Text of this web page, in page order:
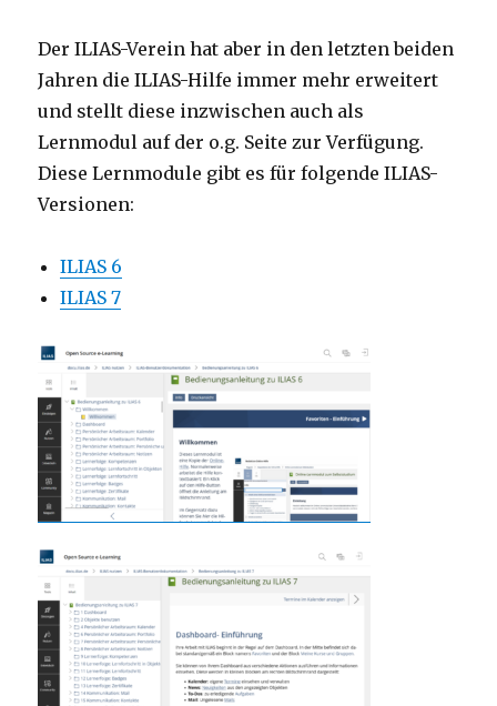
Der ILIAS-Verein hat aber in den letzten beiden
Jahren die ILIAS-Hilfe immer mehr erweitert
und stellt diese inzwischen auch als
Lernmodul auf der o.g. Seite zur Verfügung.
Diese Lernmodule gibt es für folgende ILIAS-
Versionen:
ILIAS 6
ILIAS 7